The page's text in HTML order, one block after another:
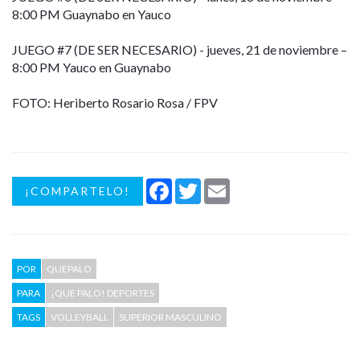
8:00 PM Guaynabo en Yauco
JUEGO #7 (DE SER NECESARIO) - jueves, 21 de noviembre –
8:00 PM Yauco en Guaynabo
FOTO: Heriberto Rosario Rosa / FPV
¡COMPARTELO! Facebook
Twitter
POR
QUEPALO
PARA
¡QUE PALO! DEPORTES
TAGS
VOLLEYBALL SUPERIOR MASCULINO